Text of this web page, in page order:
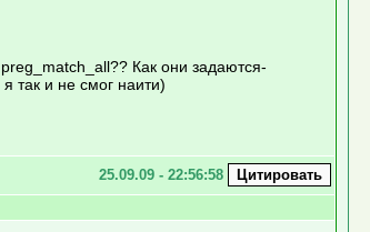
Как они задаются-
так и не смог наити)
25.09.09 - 22:56:58